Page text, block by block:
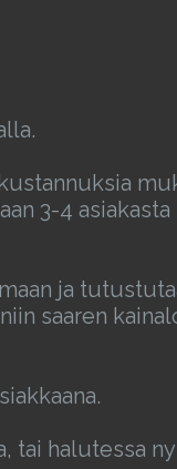
3-4 asiakasta
ja
saaren
tai halutessa